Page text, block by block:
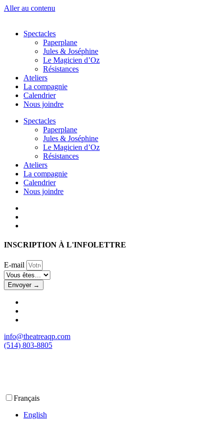
Aller au contenu
Spectacles
Paperplane
Jules & Joséphine
Le Magicien d’Oz
Résistances
Ateliers
La compagnie
Calendrier
Nous joindre
Spectacles
Paperplane
Jules & Joséphine
Le Magicien d’Oz
Résistances
Ateliers
La compagnie
Calendrier
Nous joindre
INSCRIPTION À L'INFOLETTRE
E-mail
Envoyer →
info@theatreaqp.com
(514) 803-8805
Français
English